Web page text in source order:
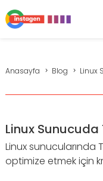
Anasayfa Blog Linux
Linux Sunucuda
Linux sunucularında
optimize etmek için